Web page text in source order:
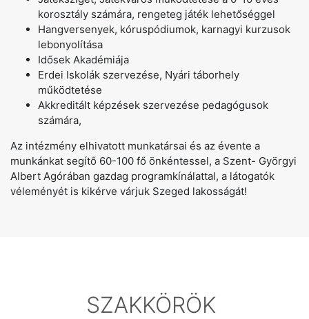
korosztály számára, rengeteg játék lehetőséggel
Hangversenyek, kóruspódiumok, karnagyi kurzusok
lebonyolítása
Idősek Akadémiája
Erdei Iskolák szervezése, Nyári táborhely
működtetése
Akkreditált képzések szervezése pedagógusok
számára,
Az intézmény elhivatott munkatársai és az évente a
munkánkat segítő 60-100 fő önkéntessel, a Szent- Györgyi
Albert Agórában gazdag programkínálattal, a látogatók
véleményét is kikérve várjuk Szeged lakosságát!
SZAKKÖRÖK